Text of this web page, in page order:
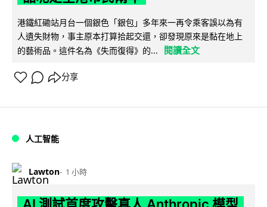
港鐵紅磡站月台一個銀色「銀包」多年來一再令乘客誤以為有
人遺失財物，事主原本打算拾起交還，卻發現原來是黏在地上
的藝術品。這件名為《失而復得》的...
閱讀全文
分享
人工智能
Lawton 1 小時